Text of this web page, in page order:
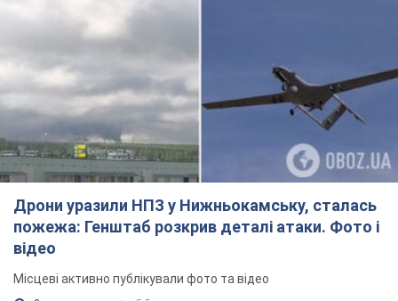
Дрони уразили НПЗ у Нижньокамську, сталась
пожежа: Генштаб розкрив деталі атаки. Фото і
відео
Місцеві активно публікували фото та відео